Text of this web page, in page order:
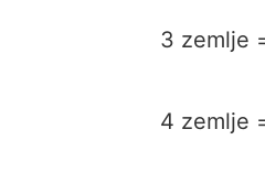
3 zemlje
4 zemlje